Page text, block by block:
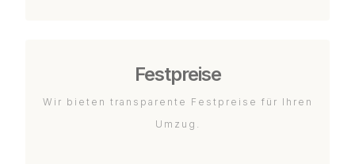
Festpreise
Wir bieten transparente Festpreise für Ihren
Umzug.